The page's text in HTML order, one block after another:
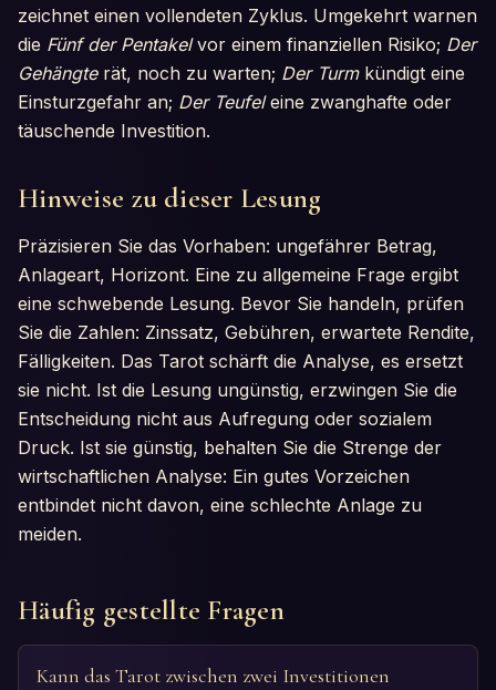
zeichnet einen vollendeten Zyklus. Umgekehrt warnen
die Fünf der Pentakelvor einem finanziellen Risiko; Der
Gehängterät, noch zu warten; Der Turmkündigt eine
Einsturzgefahr an; Der Teufeleine zwanghafte oder
täuschende Investition.
Hinweise zu dieser Lesung
Präzisieren Sie das Vorhaben: ungefährer Betrag,
Anlageart, Horizont. Eine zu allgemeine Frage ergibt
eine schwebende Lesung. Bevor Sie handeln, prüfen
Sie die Zahlen: Zinssatz, Gebühren, erwartete Rendite,
Fälligkeiten. Das Tarot schärft die Analyse, es ersetzt
sie nicht. Ist die Lesung ungünstig, erzwingen Sie die
Entscheidung nicht aus Aufregung oder sozialem
Druck. Ist sie günstig, behalten Sie die Strenge der
wirtschaftlichen Analyse: Ein gutes Vorzeichen
entbindet nicht davon, eine schlechte Anlage zu
meiden.
Häufig gestellte Fragen
Kann das Tarot zwischen zwei Investitionen